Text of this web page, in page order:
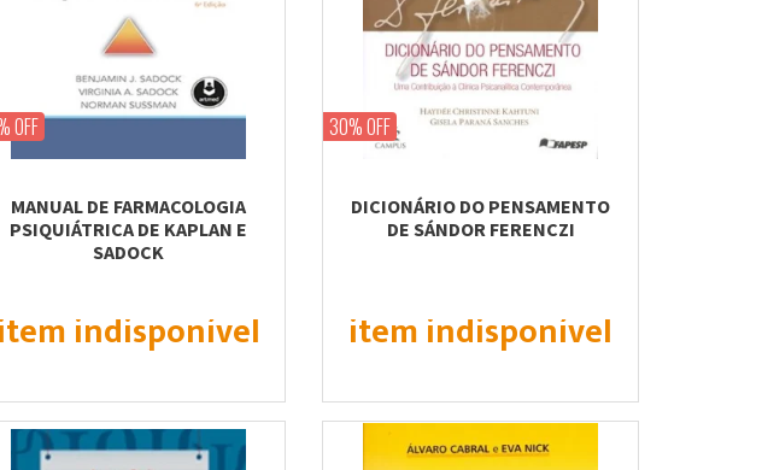
OFF
MANUAL DE FARMACOLOGIA
PSIQUIÁTRICA DE KAPLAN E
SADOCK
item indisponível
30% OFF
DICIONÁRIO DO PENSAMENTO
DE SÁNDOR FERENCZI
item indisponível